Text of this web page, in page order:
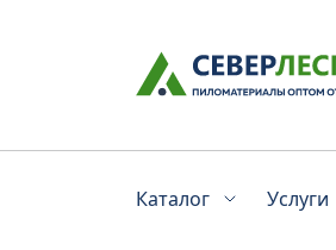
Каталог Услуги